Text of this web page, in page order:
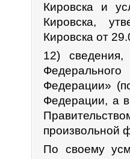
Кировска и
Кировска,
Кировска от
12)
Федерации»
Федерации, а
произвольной
По своему